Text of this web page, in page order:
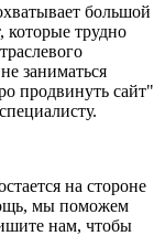
большой
которые трудно
заниматься
продвинуть сайт"
на стороне
мы поможем
нам, чтобы